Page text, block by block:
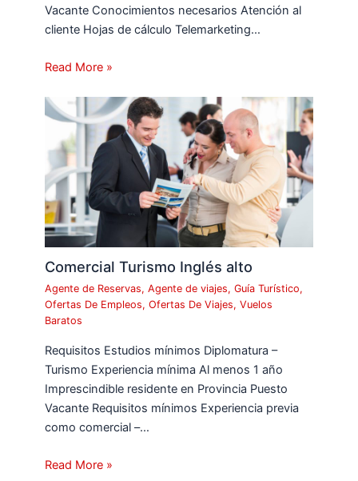
Vacante Conocimientos necesarios Atención al
cliente Hojas de cálculo Telemarketing…
Read More »
Comercial Turismo Inglés alto
Agente de Reservas,Agente de viajes,Guía Turístico,
Ofertas De Empleos,Ofertas De Viajes,Vuelos
Baratos
Requisitos Estudios mínimos Diplomatura –
Turismo Experiencia mínima Al menos 1 año
Imprescindible residente en Provincia Puesto
Vacante Requisitos mínimos Experiencia previa
como comercial –…
Read More »